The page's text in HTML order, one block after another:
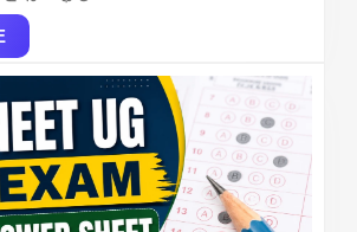
Assistant/
Posts
READ
MORE